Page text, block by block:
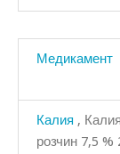
Медикамент
Калия ,
розчин 7,5 %